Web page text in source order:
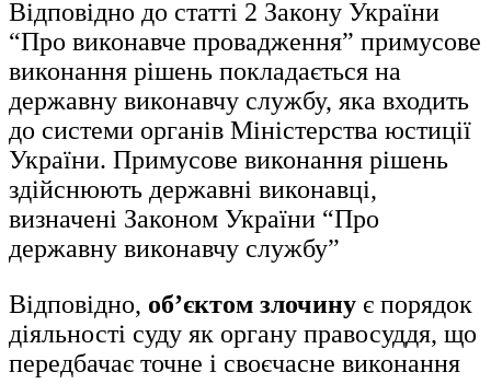
Відповідно до статті 2 Закону України
“Про виконавче провадження” примусове
виконання рішень покладається на
державну виконавчу службу, яка входить
до системи органів Міністерства юстиції
України. Примусове виконання рішень
здійснюють державні виконавці,
визначені Законом України “Про
державну виконавчу службу”
Відповідно, об’єктом злочину є порядок
діяльності суду як органу правосуддя, що
передбачає точне і своєчасне виконання